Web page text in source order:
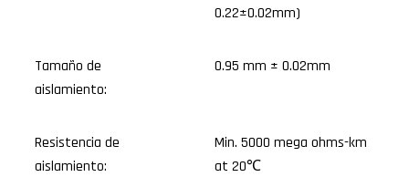
0.22±0.02mm)
Tamaño de
aislamiento:
0.95 mm ± 0.02mm
Resistencia de
aislamiento:
Min. 5000 mega ohms-km
at 20℃